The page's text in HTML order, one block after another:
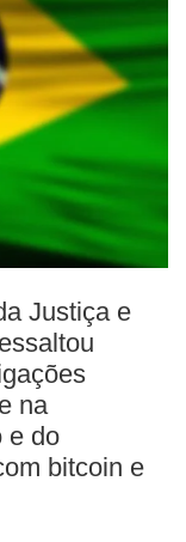
Justiça e
na
e do
bitcoin e